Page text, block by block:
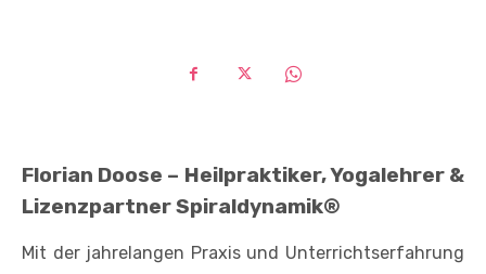
Florian Doose – Heilpraktiker, Yogalehrer &
Lizenzpartner Spiraldynamik®
Mit der jahrelangen Praxis und Unterrichtserfahrung